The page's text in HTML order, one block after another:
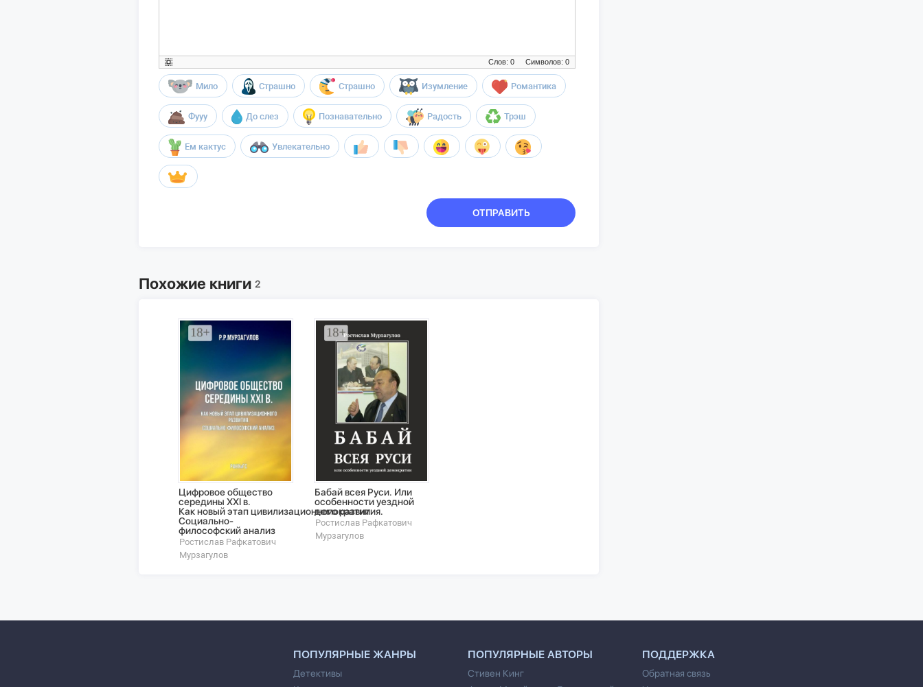
Символов: 0
Слов: 0
Мило Страшно Страшно Изумление Романтика
Фууу До слез Познавательно Радость Трэш
Ем кактус Увлекательно
ОТПРАВИТЬ
Похожие книги 2
Цифровое общество
середины XXI в.
Как новый этап цивилизационного развития.
Социально-
философский анализ
Ростислав Рафкатович
Мурзагулов
Бабай всея Руси. Или
особенности уездной
демократии
Ростислав Рафкатович
Мурзагулов
ПОПУЛЯРНЫЕ ЖАНРЫ
Детективы
ПОПУЛЯРНЫЕ АВТОРЫ
Стивен Кинг
ПОДДЕРЖКА
Обратная связь